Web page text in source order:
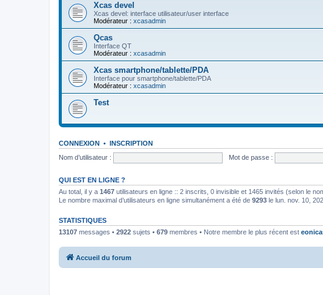
Xcas devel
Xcas devel: interface utilisateur/user interface
Modérateur : xcasadmin
Qcas
Interface QT
Modérateur : xcasadmin
Xcas smartphone/tablette/PDA
Interface pour smartphone/tablette/PDA
Modérateur : xcasadmin
Test
CONNEXION • INSCRIPTION
Nom d’utilisateur :
Mot de passe :
QUI EST EN LIGNE ?
Au total, il y a 1467 utilisateurs en ligne :: 2 inscrits, 0 invisible et 1465 invités (selon le
Le nombre maximal d’utilisateurs en ligne simultanément a été de 9293 le lun. nov. 10,
STATISTIQUES
13107 messages • 2922 sujets • 679 membres • Notre membre le plus récent est
Accueil du forum